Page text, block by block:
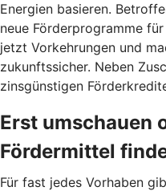
Energien basieren.
neue Förderprogramme
jetzt Vorkehrungen und
zukunftssicher. Neben
zinsgünstigen
Erst umschauen
Fördermittel
Für fast jedes Vorhaben